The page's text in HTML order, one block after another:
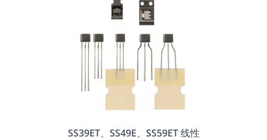
SS39ET、SS49E、SS59ET 线性